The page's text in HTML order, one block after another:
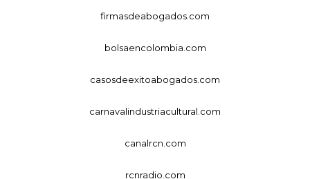
firmasdeabogados.com
bolsaencolombia.com
casosdeexitoabogados.com
carnavalindustriacultural.com
canalrcn.com
rcnradio.com